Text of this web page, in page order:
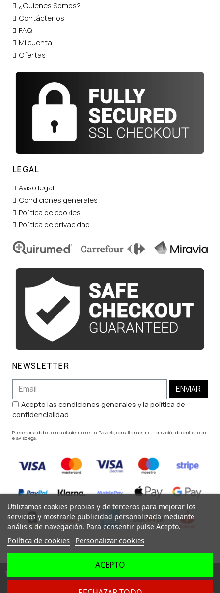
¿Quienes Somos?
Contáctenos
FAQ
Mi cuenta
Ofertas
LEGAL
Aviso legal
Condiciones generales
Política de cookies
Política de privacidad
NEWSLETTER
ENVIAR
Acepto las condiciones generales y la política de
confidencialidad
Puede darse de baja en cualquier momento. Para ello, consulte nuestra información de contacto en
el aviso legal.
Todos los derechos reservados ©
Utilizamos cookies propias y de terceros para mejorar los
servicios y mostrarle publicidad personalizada mediante
análisis de navegación. Para consentir pulse Acepto.
Política de cookies Personalizar cookies
ACEPTO